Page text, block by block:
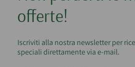
offerte!
Iscriviti alla nostra newsletter per
speciali direttamente via e-mail.